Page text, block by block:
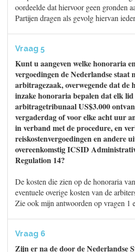
oordeelde dat hiervoor geen gronden
Partijen dragen als gevolg hiervan
Vraag 5
Kunt u aangeven welke honoraria
vergoedingen de Nederlandse staat
arbitragezaak, overwegende dat de
inzake honoraria bepalen dat elk
arbitragetribunaal US$3.000
vergaderdag of voor elke acht uur
in verband met de procedure, en
reiskostenvergoedingen en andere
overeenkomstig ICSID
Regulation 14?
De kosten die zien op de honoraria
eventuele overige kosten van de
Zie ook mijn antwoorden op vragen 1
Vraag 6
Zijn er na de door de Nederlandse